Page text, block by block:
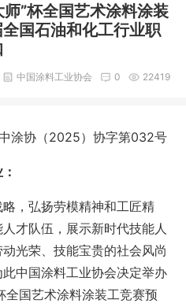
”杯全国艺术涂料涂装
国石油和化工行业职
22419
0
中国涂料工业协会
中涂协（2025）协字第032号
，弘扬劳模精神和工匠精
才队伍，展示新时代技能人
光荣、技能宝贵的社会风尚
中国涂料工业协会决定举办
全国艺术涂料涂装工竞赛预